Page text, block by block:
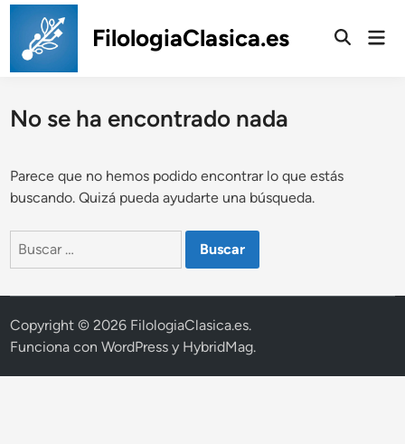
Saltar
contenido
FilologiaClasica.es
No se ha encontrado nada
Parece que no hemos podido encontrar lo que estás
buscando. Quizá pueda ayudarte una búsqueda.
Buscar:
Copyright © 2026 FilologiaClasica.es.
Funciona conWordPress y HybridMag.